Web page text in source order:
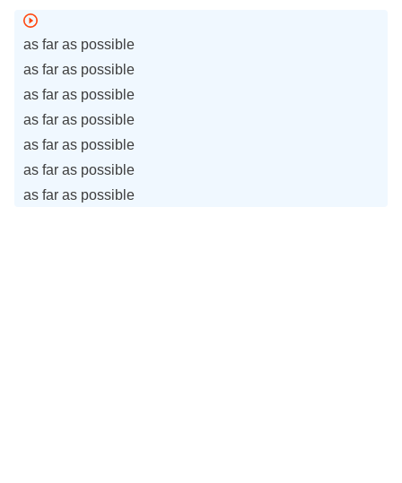
as far as possible
as far as possible
as far as possible
as far as possible
as far as possible
as far as possible
as far as possible